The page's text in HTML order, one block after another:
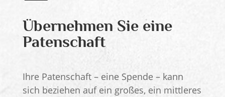
Übernehmen Sie eine
Patenschaft
Ihre Patenschaft – eine Spende – kann
sich beziehen auf ein großes, ein mittleres